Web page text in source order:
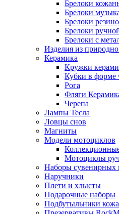
Брелоки
Брелоки
Брелоки
Брелоки
Брелоки с
Изделия из
Керамика
Кружки
Кубки в форме
Рога
Фляги
Черепа
Лампы Тесла
Ловцы снов
Магниты
Модели мотоциклов
Мотоциклы
Наборы сувенирных
Наручники
Плети и хлысты
Подарочные наборы
Подбутыльники